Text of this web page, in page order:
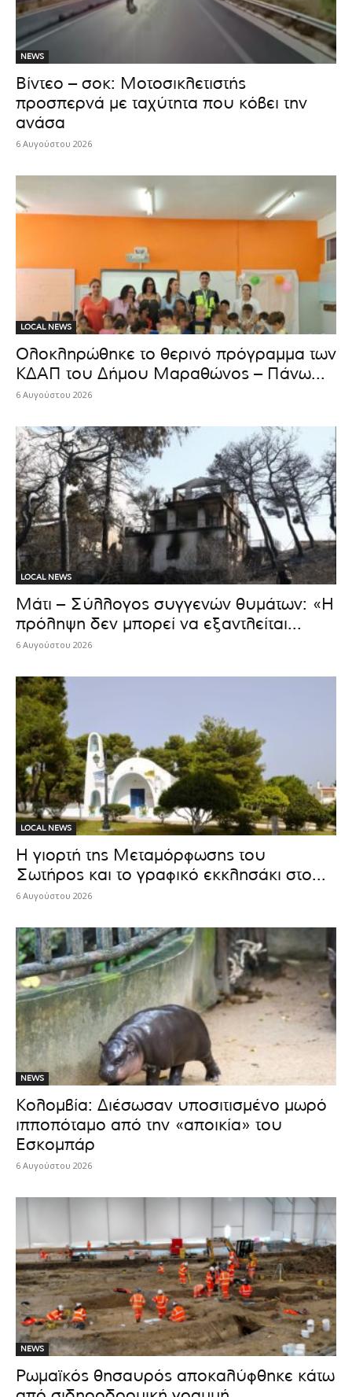
NEWS
Βίντεο – σοκ: Μοτοσικλετιστής
προσπερνά με ταχύτητα που κόβει την
ανάσα
6 Αυγούστου 2026
LOCAL NEWS
Ολοκληρώθηκε το θερινό πρόγραμμα των
ΚΔΑΠ του Δήμου Μαραθώνος – Πάνω...
6 Αυγούστου 2026
LOCAL NEWS
Μάτι – Σύλλογος συγγενών θυμάτων: «Η
πρόληψη δεν μπορεί να εξαντλείται...
6 Αυγούστου 2026
LOCAL NEWS
Η γιορτή της Μεταμόρφωσης του
Σωτήρος και το γραφικό εκκλησάκι στο...
6 Αυγούστου 2026
NEWS
Κολομβία: Διέσωσαν υποσιτισμένο μωρό
ιπποπόταμο από την «αποικία» του
Εσκομπάρ
6 Αυγούστου 2026
NEWS
Ρωμαϊκός θησαυρός αποκαλύφθηκε κάτω